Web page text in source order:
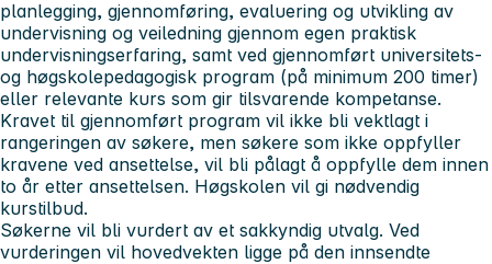
planlegging, gjennomføring, evaluering og utvikling av
undervisning og veiledning gjennom egen praktisk
undervisningserfaring, samt ved gjennomført universitets-
og høgskolepedagogisk program (på minimum 200 timer)
eller relevante kurs som gir tilsvarende kompetanse.
Kravet til gjennomført program vil ikke bli vektlagt i
rangeringen av søkere, men søkere som ikke oppfyller
kravene ved ansettelse, vil bli pålagt å oppfylle dem innen
to år etter ansettelsen. Høgskolen vil gi nødvendig
kurstilbud.
Søkerne vil bli vurdert av et sakkyndig utvalg. Ved
vurderingen vil hovedvekten ligge på den innsendte